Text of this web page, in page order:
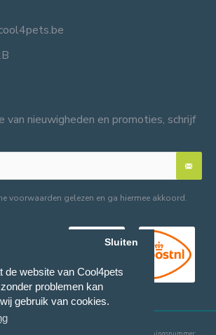
de website van Cool4pets
problemen kan
gebruik van cookies.
Sluiten
van nieuwigheden en promoties, schrijf
voorwaarden gelezen en ga hiermee akkoord.